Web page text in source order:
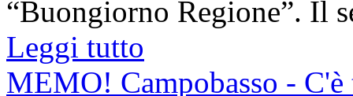
“Buongiorno Regione”. Il
Leggi tutto
MEMO! Campobasso -